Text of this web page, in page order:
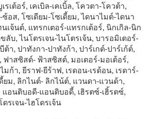
รเต้อร์, เคเบิล-เคเบิ้ล, โควตา-โควต้า,
อส, โซเดียม-โซเดี้ยม, ไดนาไมต์-ไดนา
เจ้นต์, แทรกเตอร์-แทรกเต้อร์, นิกเกิล-นิก
ลับ, ไนโตรเจน-ไนโตรเจ้น, บารอมิเตอร์-
ต้า, ปาทังกา-ปาทังก้า, ปาร์เกต์-ปาร์เก้ต์,
าสซิสต์- ฟ้าสซิสต์, มอเตอร์-มอเต้อร์,
มก้า, ยีราฟ-ยีร้าฟ, เรดอน-เรด้อน, เรดาร์-
ดี้ยม, ลิกไนต์- ลิกไน้ต์, แวนดา-แวนด้า,
อนติบอดี-แอนติบอดี้, เฮิรตซ์-เฮิ้รตซ์,
รเจน-ไฮโดรเจ้น